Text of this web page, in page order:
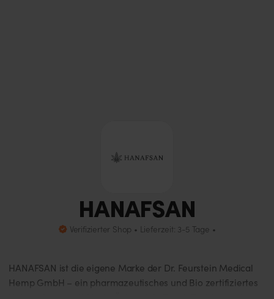
HANAFSAN
Verifizierter Shop • Lieferzeit: 3-5 Tage •
HANAFSAN ist die eigene Marke der Dr. Feurstein Medical
Hemp GmbH – ein pharmazeutisches und Bio zertifiziertes